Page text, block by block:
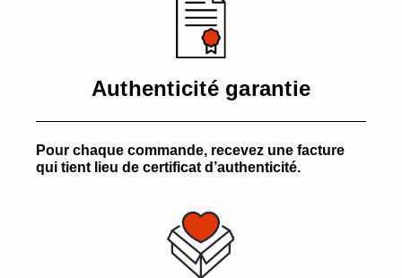
Authenticité garantie
Pour chaque commande, recevez une facture
qui tient lieu de certificat d’authenticité.